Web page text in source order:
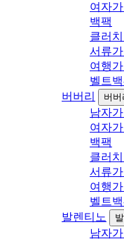
여자
백팩
클러
서류
여행
벨트
버버리
버
남자
여자
백팩
클러
서류
여행
벨트
발렌티노
남자